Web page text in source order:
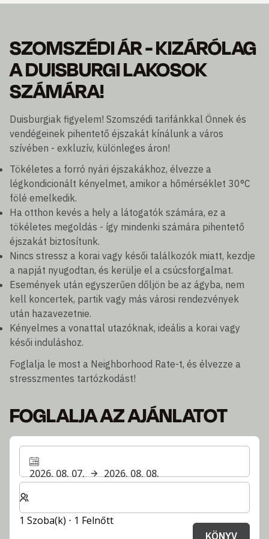
SZOMSZÉDI ÁR - KIZÁRÓLAG
A DUISBURGI LAKOSOK
SZÁMÁRA!
Duisburgiak figyelem! Szomszédi tarifánkkal Önnek és
vendégeinek pihentető éjszakát kínálunk a város
szívében - exkluzív, különleges áron!
Tökéletes a forró nyári éjszakákhoz, élvezze a
légkondicionált kényelmet, amikor a hőmérséklet 30°C
fölé emelkedik.
Ha otthon kevés a hely a látogatók számára, ez a
tökéletes megoldás - így mindenki számára pihentető
éjszakát biztosítunk.
Nincs stressz a korai vagy késői találkozók miatt, kezdje
a napját nyugodtan, és kerülje el a csúcsforgalmat.
Események után egyszerűen dőljön be az ágyba, nem
kell koncertek, partik vagy más városi rendezvények
után hazavezetnie.
Kényelmes a vonattal utazóknak, ideális a korai vagy
késői induláshoz.
Foglalja le most a Neighborhood Rate-t, és élvezze a
stresszmentes tartózkodást!
FOGLALJA AZ AJÁNLATOT
2026. 08. 07.
2026. 08. 08.
Válassza ki a szobák és a vendégek számát
1 Szoba(k) ⋅ 1 Felnőtt
KÖNYV